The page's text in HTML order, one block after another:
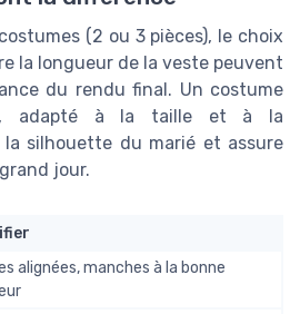
(2 ou 3 pièces), le choix
la longueur de la veste peuvent
du rendu final. Un costume
adapté à la taille et à la
la silhouette du marié et assure
jour.
alignées, manches à la bonne